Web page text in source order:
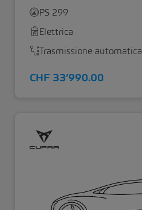
PS 299
Elettrica
Trasmissione automatica
CHF 33’990.00